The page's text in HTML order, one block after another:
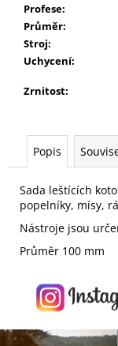
Profese:
Průměr:
Stroj:
Uchycení:
Zrnitost:
Popis
Sada leštících
popelníky, mísy,
Nástroje jsou
Průměr 100 mm